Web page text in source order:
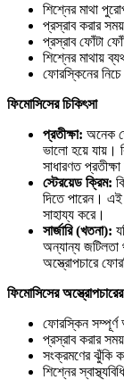
শিশ্নের মাথা
প্রস্রাব করার
প্রস্রাব ফোঁটা
শিশ্নের মাথায়
ফোরস্কিনের
ফিমোসিসেরচিকিৎসা
প্রতীক্ষা: অনেক
ভালো হয়ে যায়।
সাধারণত
স্টেরয়েডক্রিম:
দিতে পারেন।
সাহায্য করে।
সার্জারি (খতনা):
অন্যান্য জটিলতা
অস্ত্রোপচারে
ফিমোসিসেরঅস্ত্রোপচারের
ফোরস্কিন সম্পূর্ণ
প্রস্রাব করার
সংক্রমণের ঝুঁকি
শিশ্নের